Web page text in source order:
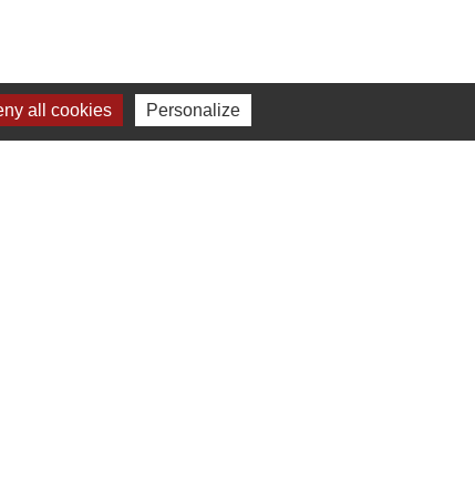
all cookies Personalize